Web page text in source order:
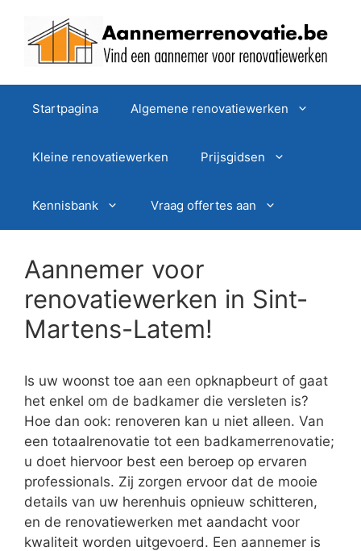
Startpagina Algemene renovatiewerken
Kleine renovatiewerken Prijsgidsen
Kennisbank Vraag offertes aan
Aannemer voor
renovatiewerken in Sint-
Martens-Latem!
Is uw woonst toe aan een opknapbeurt of gaat
het enkel om de badkamer die versleten is?
Hoe dan ook: renoveren kan u niet alleen. Van
een totaalrenovatie tot een badkamerrenovatie;
u doet hiervoor best een beroep op ervaren
professionals. Zij zorgen ervoor dat de mooie
details van uw herenhuis opnieuw schitteren,
en de renovatiewerken met aandacht voor
kwaliteit worden uitgevoerd. Een aannemer is